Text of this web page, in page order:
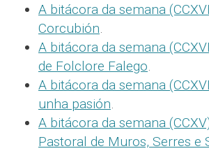
A bitácora da semana
Corcubión.
A bitácora da semana
de Folclore Falego.
A bitácora da semana
unha pasión.
A bitácora da semana
Pastoral de Muros, Serres e